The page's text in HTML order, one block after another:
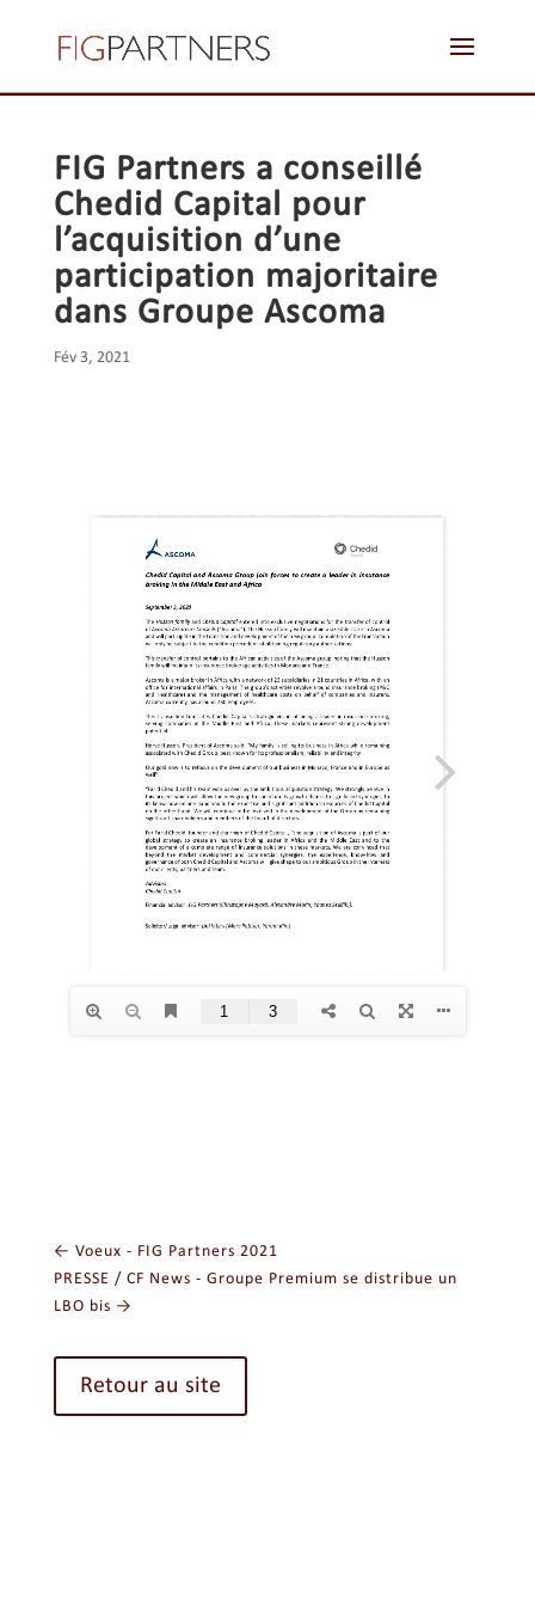
FIG Partners a conseillé
Chedid Capital pour
l’acquisition d’une
participation majoritaire
dans Groupe Ascoma
Fév 3, 2021
← Voeux - FIG Partners 2021
PRESSE / CF News - Groupe Premium se distribue un
LBO bis →
Retour au site